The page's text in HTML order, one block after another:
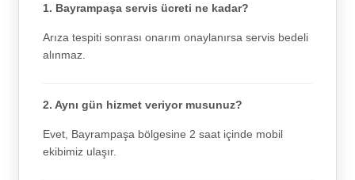
1. Bayrampaşa servis ücreti ne kadar?
Arıza tespiti sonrası onarım onaylanırsa servis bedeli
alınmaz.
2. Aynı gün hizmet veriyor musunuz?
Evet, Bayrampaşa bölgesine 2 saat içinde mobil
ekibimiz ulaşır.